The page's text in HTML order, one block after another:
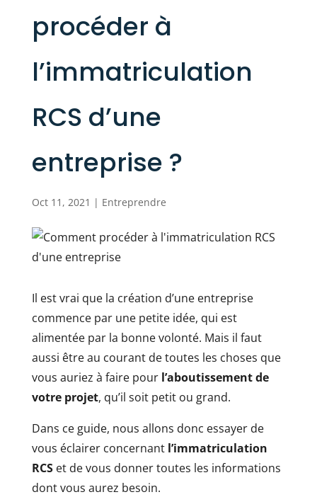
procéder à
l’immatriculation
RCS d’une
entreprise ?
Oct 11, 2021 | Entreprendre
Il est vrai que la création d’une entreprise
commence par une petite idée, qui est
alimentée par la bonne volonté. Mais il faut
aussi être au courant de toutes les choses que
vous auriez à faire pour l’aboutissement de
votre projet, qu’il soit petit ou grand.
Dans ce guide, nous allons donc essayer de
vous éclairer concernant l’immatriculation
RCSet de vous donner toutes les informations
dont vous aurez besoin.